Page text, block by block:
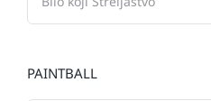
PAINTBALL